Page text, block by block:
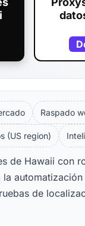
Raspado
(US region)
de Hawaii con
de